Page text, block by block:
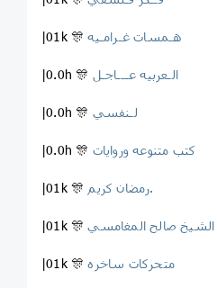
|01k 🎊
|0.0h 🎊 الـعربيه عـــاجـل
|0.0h 🎊 لـنفسي
|0.0h 🎊 كتب متنوعه وروايات
|01k 🎊 رمضان كريم.
|01k 🎊الشيخ صالح المغامسي
|01k 🎊متحركات ساخره